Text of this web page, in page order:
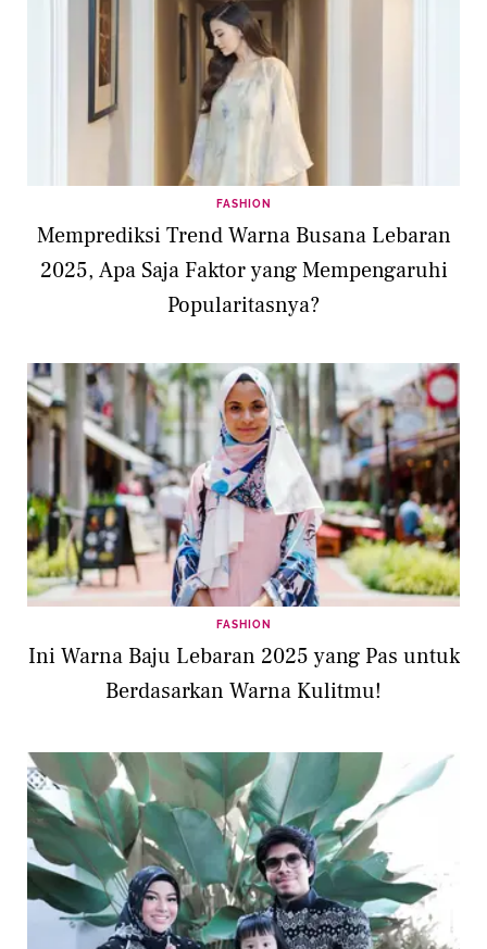
FASHION
Memprediksi Trend Warna Busana Lebaran
2025, Apa Saja Faktor yang Mempengaruhi
Popularitasnya?
FASHION
Ini Warna Baju Lebaran 2025 yang Pas untuk
Berdasarkan Warna Kulitmu!